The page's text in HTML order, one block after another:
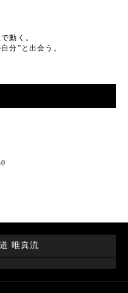
動く。
分”と出会う。
唯真流